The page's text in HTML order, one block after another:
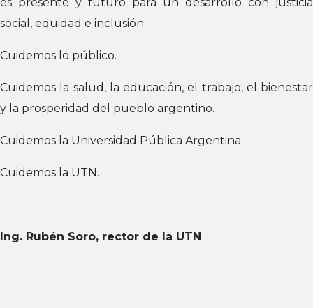
social, equidad e inclusión.
Cuidemos lo público.
Cuidemos la salud, la educación, el trabajo, el bienestar
y la prosperidad del pueblo argentino.
Cuidemos la Universidad Pública Argentina.
Cuidemos la UTN.
Ing. Rubén Soro, rector de la UTN